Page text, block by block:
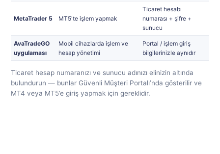
MetaTrader 5 MT5'te işlem yapmak
Ticaret hesabı
numarası + şifre +
sunucu
AvaTradeGO
uygulaması
Mobil cihazlarda işlem ve
hesap yönetimi
Portal / işlem giriş
bilgilerinizle aynıdır
Ticaret hesap numaranızı ve sunucu adınızı elinizin altında
bulundurun — bunlar Güvenli Müşteri Portalı’nda gösterilir ve
MT4 veya MT5’e giriş yapmak için gereklidir.